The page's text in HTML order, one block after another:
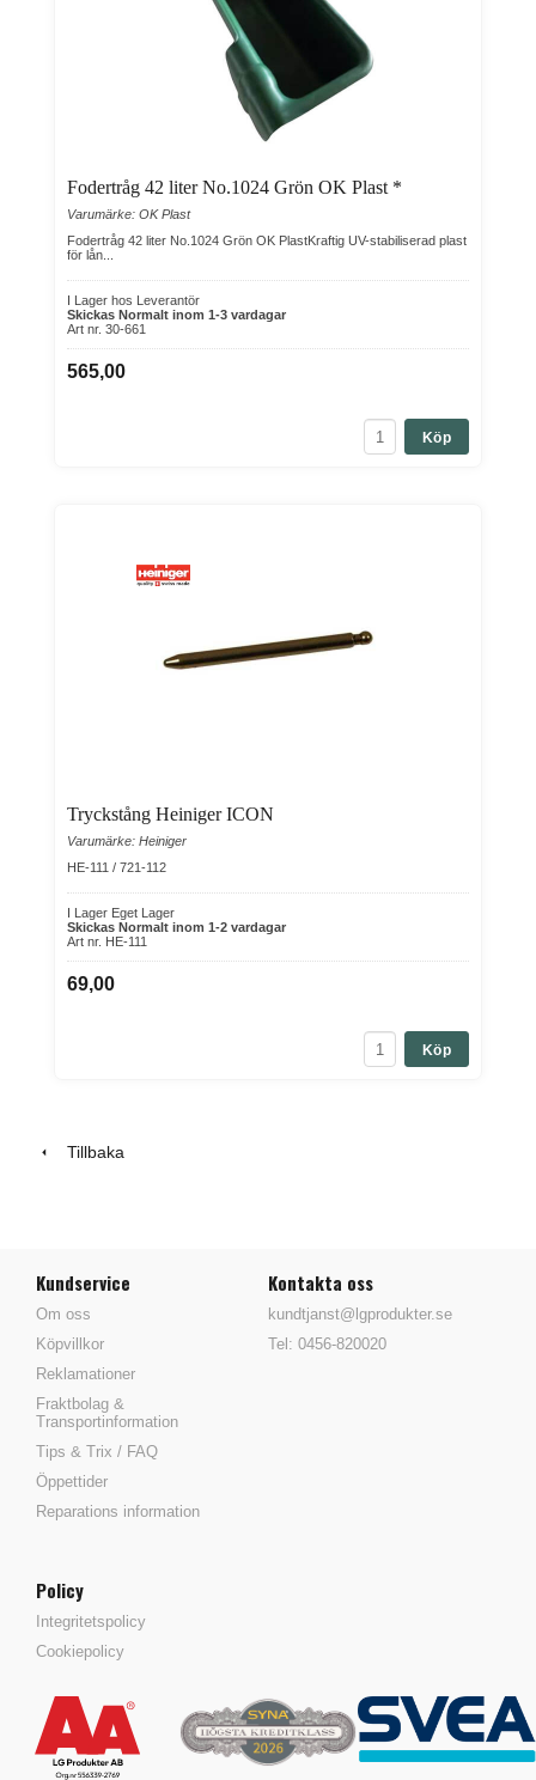
Fodertråg 42 liter No.1024 Grön OK Plast *
Varumärke: OK Plast
Fodertråg 42 liter No.1024 Grön OK PlastKraftig UV-stabiliserad plast
för lån...
I Lager hos Leverantör
Skickas Normalt inom 1-3 vardagar
Art nr. 30-661
565,00
Köp
Tryckstång Heiniger ICON
Varumärke: Heiniger
HE-111 / 721-112
I Lager Eget Lager
Skickas Normalt inom 1-2 vardagar
Art nr. HE-111
69,00
Köp
Tillbaka
Kundservice
Om oss
Köpvillkor
Reklamationer
Fraktbolag &
Transportinformation
Tips & Trix / FAQ
Öppettider
Reparations information
Kontakta oss
kundtjanst@lgprodukter.se
Tel: 0456-820020
Policy
Integritetspolicy
Cookiepolicy